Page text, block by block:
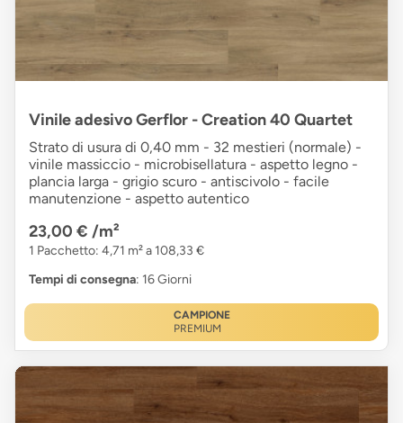
Vinile adesivo Gerflor - Creation 40 Quartet
Strato di usura di 0,40 mm - 32 mestieri (normale) -
vinile massiccio - microbisellatura - aspetto legno -
plancia larga - grigio scuro - antiscivolo - facile
manutenzione - aspetto autentico
23,00 € /m²
1 Pacchetto: 4,71 m² a 108,33 €
Tempi di consegna: 16 Giorni
CAMPIONE
PREMIUM